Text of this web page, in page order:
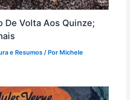
De Volta Aos Quinze;
e Resumos/ Por Michele